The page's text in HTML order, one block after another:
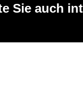
Sie auch